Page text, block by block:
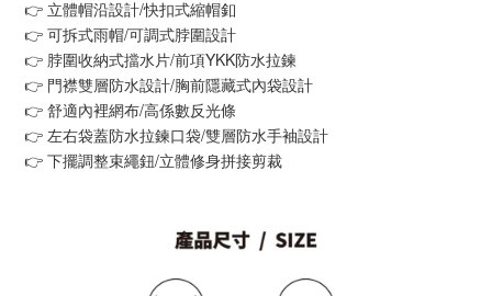
👉 立體帽沿設計/快扣式縮帽釦
👉 可拆式雨帽/可調式脖圍設計
👉 脖圍收納式擋水片/前項YKK防水拉鍊
👉 門襟雙層防水設計/胸前隱藏式內袋設計
👉 舒適內裡網布/高係數反光條
👉 左右袋蓋防水拉鍊口袋/雙層防水手袖設計
👉 下擺調整束繩鈕/立體修身拼接剪裁